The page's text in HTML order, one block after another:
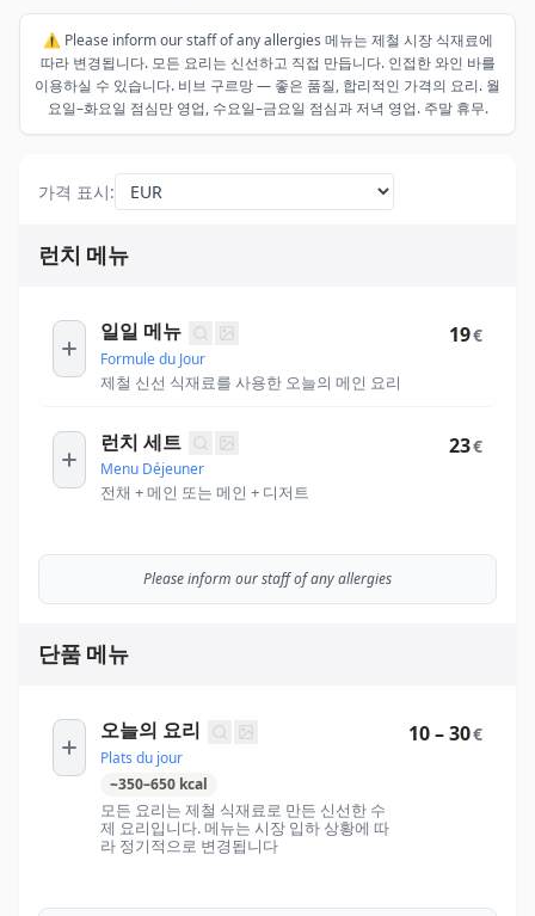
⚠️ Please inform our staff of any allergies 메뉴는 제철 시장 식재료에
따라 변경됩니다. 모든 요리는 신선하고 직접 만듭니다. 인접한 와인 바를
이용하실 수 있습니다. 비브 구르망 — 좋은 품질, 합리적인 가격의 요리. 월
요일–화요일 점심만 영업, 수요일–금요일 점심과 저녁 영업. 주말 휴무.
가격 표시:
런치 메뉴
일일 메뉴
Formule du Jour
제철 신선 식재료를 사용한 오늘의 메인 요리
19€
런치 세트
Menu Déjeuner
전채 + 메인 또는 메인 + 디저트
23€
Please inform our staff of any allergies
단품 메뉴
오늘의 요리
Plats du jour
~350–650 kcal
모든 요리는 제철 식재료로 만든 신선한 수
제 요리입니다. 메뉴는 시장 입하 상황에 따
라 정기적으로 변경됩니다
10 – 30€